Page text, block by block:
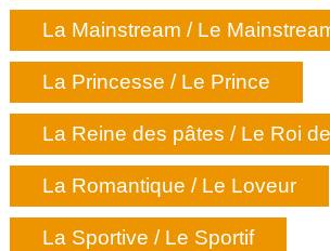
La Mainstream / Le
La Princesse / Le Prince
La Reine des pâtes / Le Roi
La Romantique / Le Loveur
La Sportive / Le Sportif